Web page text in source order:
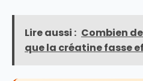
Lire aussi : Combien
que la créatine fasse